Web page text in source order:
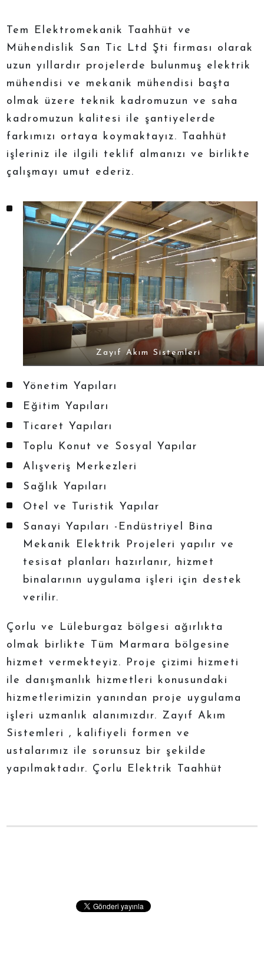
Tem Elektromekanik Taahhüt ve
Mühendislik San Tic Ltd Şti firması olarak
uzun yıllardır projelerde bulunmuş elektrik
mühendisi ve mekanik mühendisi başta
olmak üzere teknik kadromuzun ve saha
kadromuzun kalitesi ile şantiyelerde
farkımızı ortaya koymaktayız. Taahhüt
işleriniz ile ilgili teklif almanızı ve birlikte
çalışmayı umut ederiz.
Zayıf Akım Sistemleri
Yönetim Yapıları
Eğitim Yapıları
Ticaret Yapıları
Toplu Konut ve Sosyal Yapılar
Alışveriş Merkezleri
Sağlık Yapıları
Otel ve Turistik Yapılar
Sanayi Yapıları -Endüstriyel Bina
Mekanik Elektrik Projeleri yapılır ve
tesisat planları hazırlanır, hizmet
binalarının uygulama işleri için destek
verilir.
Çorlu ve Lüleburgaz bölgesi ağırlıkta
olmak birlikte Tüm Marmara bölgesine
hizmet vermekteyiz. Proje çizimi hizmeti
ile danışmanlık hizmetleri konusundaki
hizmetlerimizin yanından proje uygulama
işleri uzmanlık alanımızdır. Zayıf Akım
Sistemleri , kalifiyeli formen ve
ustalarımız ile sorunsuz bir şekilde
yapılmaktadır. Çorlu Elektrik Taahhüt